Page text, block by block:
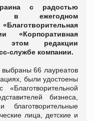
с радостью
в ежегодном
«Корпоративная
этом редакции
службе компании.
66 лауреатов
были удостоены
бизнеса,
благотворительные
лица, детские и